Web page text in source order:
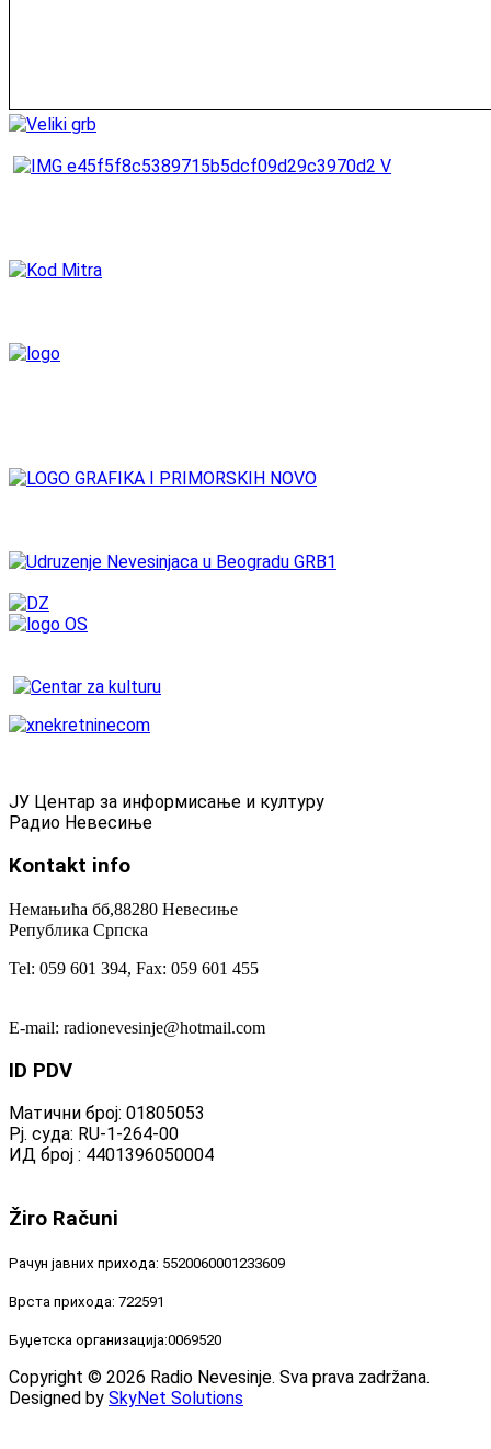
ЈУ Центар за информисање и културу
Радио Невесиње
Kontakt info
Немањића бб,88280 Невесиње
Република Српска
Tel: 059 601 394, Fax: 059 601 455
E-mail: radionevesinje@hotmail.com
ID PDV
Матични број: 01805053
Рј. суда: RU-1-264-00
ИД број : 4401396050004
Žiro Računi
Рачун јавних прихода: 5520060001233609
Врста прихода: 722591
Буџетска организација:0069520
Copyright © 2026 Radio Nevesinje. Sva prava zadržana.
Designed by SkyNet Solutions